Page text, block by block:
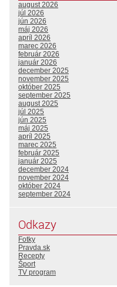
august 2026
júl 2026
jún 2026
máj 2026
apríl 2026
marec 2026
február 2026
január 2026
december 2025
november 2025
október 2025
september 2025
august 2025
júl 2025
jún 2025
máj 2025
apríl 2025
marec 2025
február 2025
január 2025
december 2024
november 2024
október 2024
september 2024
Odkazy
Fotky
Pravda.sk
Recepty
Šport
TV program